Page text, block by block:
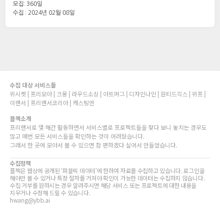
모집: 360일
수집 : 2024년 02월 08일
수집 대상 서비스들
위시켓 | 프리모아 | 크몽 | 라우드소싱 | 아트머그 | 디자인나인 | 원티드긱스 | 위프 |
이랜서 | 프리랜서코리아 | 캐스팅엔
플젝소개
프리랜서로 몇 해간 활동하면서 서비스별로 프로젝트들을 찾다 보니 놓치는 경우도
많고 매번 모든 서비스들을 확인하는 것이 어려웠습니다.
그래서 한 곳에 모아서 볼 수 있으면 참 편하겠다 싶어서 만들었습니다.
수집정책
플젝은 웹상에 공개된 ‘퍼블릭 데이터’에 한하여 자료를 수집하고 있습니다. 로그인을
해야만 볼 수 있거나 특정 절차를 거쳐야 확인이 가능한 데이터는 수집하지 않습니다.
수집 거부를 원하시는 경우 알려주시면 해당 서비스 또는 프로젝트에 대한 내용을
지우거나 수정해 드릴 수 있습니다.
hwang@ybb.ai